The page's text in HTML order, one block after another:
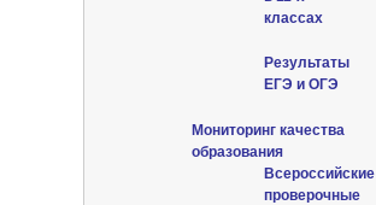
классах
Результаты
ЕГЭ и ОГЭ
Мониторинг качества
образования
Всероссийские
проверочные